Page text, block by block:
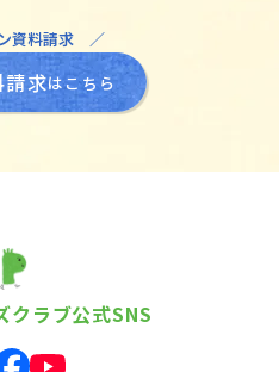
資料請求 ／
請求はこちら
クラブ公式SNS